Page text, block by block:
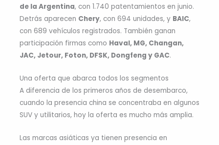
de la Argentina, con 1.740 patentamientos en junio.
Detrás aparecen Chery, con 694 unidades, y BAIC,
con 689 vehículos registrados. También ganan
participación firmas como Haval, MG, Changan,
JAC, Jetour, Foton, DFSK, Dongfeng y GAC.
Una oferta que abarca todos los segmentos
A diferencia de los primeros años de desembarco,
cuando la presencia china se concentraba en algunos
SUV y utilitarios, hoy la oferta es mucho más amplia.
Las marcas asiáticas ya tienen presencia en